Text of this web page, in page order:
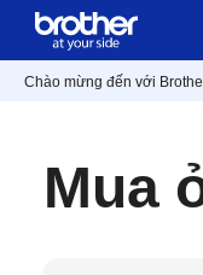
Chào mừng đến với
Mua